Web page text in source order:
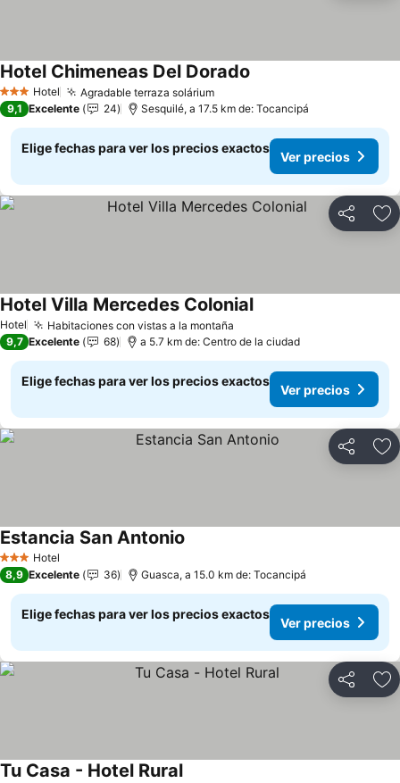
3 Estrellas
Hotel Agradable terraza soláriumVer precios
Hotel Chimeneas Del Dorado
9,1 Excelente 24 Sesquilé, a 17.5 km de: Tocancipá
Elige fechas para ver los precios exactos
Ver precios
Compartir
Hotel Habitaciones con vistas a la montaña
Hotel Villa Mercedes ColonialVer precios
9,7 Excelente 68 a 5.7 km de: Centro de la ciudad
Elige fechas para ver los precios exactos
Ver precios
Compartir
3 Estrellas
Hotel
Estancia San Antonio
8,9 Excelente 36 Guasca, a 15.0 km de: Tocancipá
Elige fechas para ver los precios exactos
Ver precios
Compartir
Tu Casa - Hotel Rural